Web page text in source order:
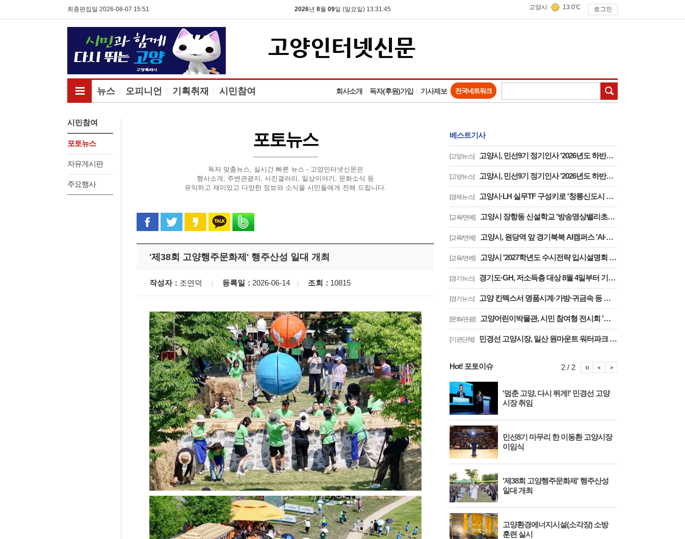
최종편집일 2026-08-07 15:51 2026년 8월 09일 (일요일) 13:31:46 고양시 13.0℃ 로그인
뉴스 오피니언 기획취재 시민참여 회사소개 독자(후원)가입 기사제보 전국네트워크
전체메뉴보기
시민참여
포토뉴스
자유게시판
주요행사
포토뉴스
독자 맞춤뉴스, 실시간 빠른 뉴스 - 고양인터넷신문은
행사소개, 주변관광지, 사진갤러리, 일상이야기, 문화소식 등
유익하고 재미있고 다양한 정보와 소식을 시민들에게 전해 드립니다.
페이스북으로 공유
트위터로 공유카카오 스토리로 공유
카카오톡으로 공유
'제38회 고양행주문화제' 행주산성 일대 개최
작성자 조연덕 등록일 2026-06-14 조회 10815
베스트기사
[고양뉴스] 고양시, 민선9기 정기인사 '2026년도 하반기 6급 팀장 인사발령 사항'
[고양뉴스] 고양시, 민선9기 정기인사 '2026년도 하반기 6급 부팀장 이하 인사발령 사항'
[경제뉴스] 고양시·LH 실무TF 구성키로 '창릉신도시 성공적 조성 및 자족기능 강화 협력'
[교육/연예] 고양시 장항동 신설학교 '방송영상밸리초교' 교육부 심사 통과··2030년 개교
[교육/연예] 고양시, 원당역 앞 경기북북 AI캠퍼스 'AI·디지털 배움터 체험존' 12월까지 운영
[교육/연예] 고양시 '2027학년도 수시전략 입시설명회 및 대학입학정보박람회' 8일 개최
[경기뉴스] 경기도·GH, 저소득층 대상 8월 4일부터 기존주택 전세임대 입주자 상시 모집
[경기뉴스] 고양 킨텍스서 명품시계·가방·귀금속 등 체납자 압류 동산 620점 공개 경매
[문화/관광] 고양어린이박물관, 시민 참여형 전시회 '일상 속 뮤지엄: 잠시, 마음' 8월 개최
[기관단체] 민경선 고양시장, 일산 원마운트 워터파크 방문 '안전사고 방지 대책 점검'
Hot! 포토이슈
'멈춘 고양, 다시 뛰게!' 민경선 고양
시장 취임
민선8기 마무리 한 이동환 고양시장
이임식
'제38회 고양행주문화제' 행주산성
일대 개최
고양환경에너지시설(소각장) 소방
훈련 실시
고양시 폭염특보에 '도로 살수차' 전
면 가동
물향기수목원 무궁화 절정 '50여 품
종 감상'
민경선 시장, 2026 고양시장배 볼링
대회 시구
제30회 고양특례시장기 배드민턴대
회 개최
'멈춘 고양, 다시 뛰게!' 민경선 고양
시장 취임
민선8기 마무리 한 이동환 고양시장
이임식
'제38회 고양행주문화제' 행주산성
일대 개최
고양환경에너지시설(소각장) 소방
훈련 실시
2 / 2 포토이슈 이전보기
포토이슈 정지